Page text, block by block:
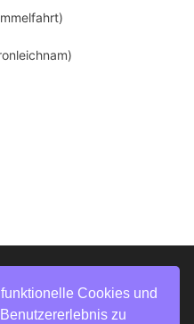
Cookies und
zu